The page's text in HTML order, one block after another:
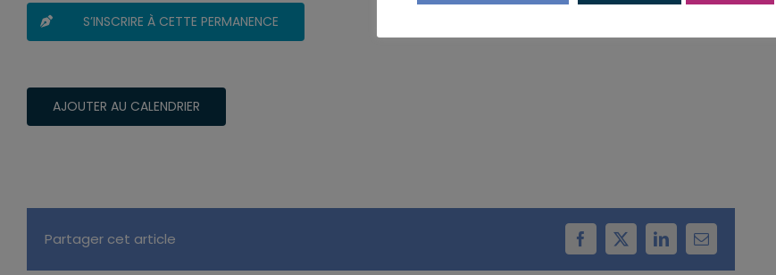
S’INSCRIRE À CETTE PERMANENCE
AJOUTER AU CALENDRIER
Partager cet article Facebook
X LinkedInEmail